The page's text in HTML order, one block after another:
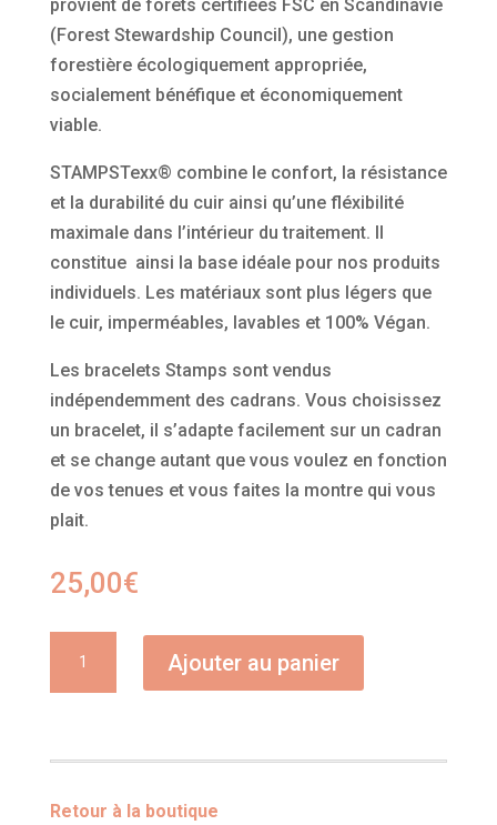
provient de forets certifiées FSC en Scandinavie
(Forest Stewardship Council), une gestion
forestière écologiquement appropriée,
socialement bénéfique et économiquement
viable.
STAMPSTexx® combine le confort, la résistance
et la durabilité du cuir ainsi qu’une fléxibilité
maximale dans l’intérieur du traitement. Il
constitue ainsi la base idéale pour nos produits
individuels. Les matériaux sont plus légers que
le cuir, imperméables, lavables et 100% Végan.
Les bracelets Stamps sont vendus
indépendemment des cadrans. Vous choisissez
un bracelet, il s’adapte facilement sur un cadran
et se change autant que vous voulez en fonction
de vos tenues et vous faites la montre qui vous
plait.
25,00€
Bleu
Ajouter au panier
Retour à la boutique